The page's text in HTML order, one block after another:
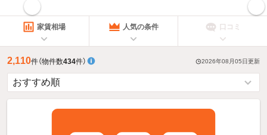
指定した賃料で絞り込む
家賃相場 人気の条件 口コミ
2,110件（物件数434件） 2026年08月05日更新